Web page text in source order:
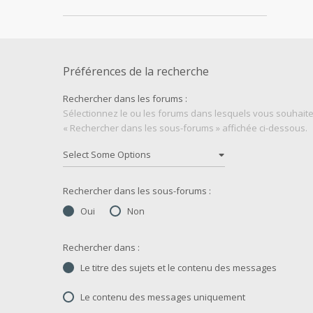
Préférences de la recherche
Rechercher dans les forums :
Sélectionnez le ou les forums dans lesquels vous
« Rechercher dans les sous-forums » affichée ci-dessous.
Rechercher dans les sous-forums :
Oui
Non
Rechercher dans :
Le titre des sujets et le contenu des messages
Le contenu des messages uniquement